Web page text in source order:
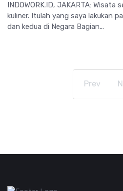
INDOWORK.ID, JAKARTA: Wisata
kuliner. Itulah yang saya lakukan
dan kedua di Negara Bagian...
Prev